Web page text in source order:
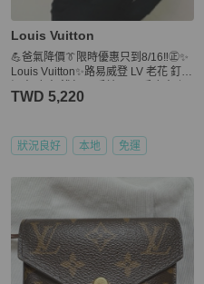
Louis Vuitton
💪爸氣降價👔限時優惠只到8/16‼️㊣✨
Louis Vuitton✨路易威登 LV 老花 釘釦
證正品🌳二手樹屋🌳
TWD 5,220
狀況良好 本地 免運